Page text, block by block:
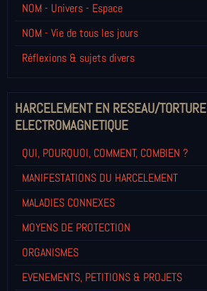
NOM - Univers - Espace
NOM - Vie de tous les jours
Réflexions & sujets divers
HARCELEMENT EN RESEAU/TORTURE
ELECTROMAGNETIQUE
QUI, POURQUOI, COMMENT, COMBIEN ?
MANIFESTATIONS DU HARCELEMENT
MALADIES CONNEXES
MOYENS DE PROTECTION
ORGANISMES
EVENEMENTS, PETITIONS & PROJETS